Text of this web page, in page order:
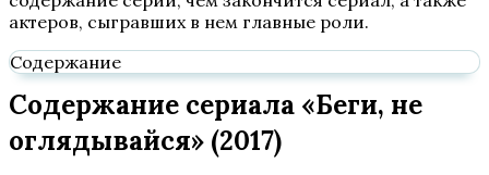
актеров, сыгравших в нем главные роли.
Содержание
Содержание сериала «Беги, не
оглядывайся» (2017)